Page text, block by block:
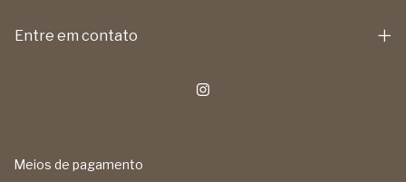
Entre em contato
Meios de pagamento